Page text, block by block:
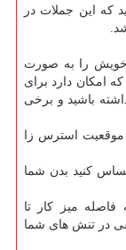
كه این جملات در
را به صورت
امكان دارد برای
باشید و برخی
استرس زا
كنید بدن شما
میز كار تا
در تنش های شما